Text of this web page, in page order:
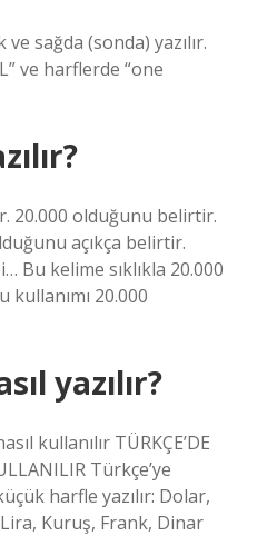
ve sağda (sonda) yazılır.
ve harflerde “one
20.000 olduğunu belirtir.
açıkça belirtir.
Bu kelime sıklıkla 20.000
kullanımı 20.000
yazılır?
kullanılır TÜRKÇE’DE
Türkçe’ye
harfle yazılır: Dolar,
Kuruş, Frank, Dinar